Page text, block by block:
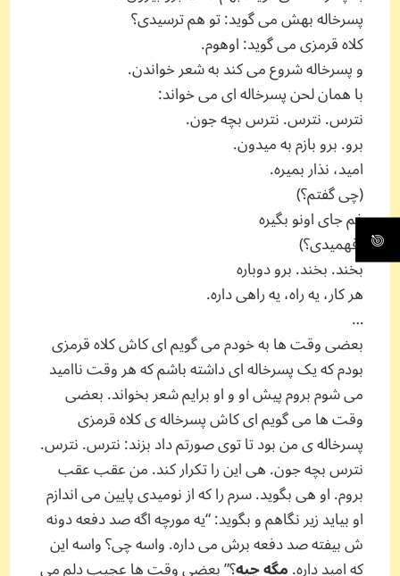
پسرخاله بهش می گوید: تو هم ترسیدی؟
کلاه قرمزی می گوید: اوهوم.
و پسرخاله شروع می کند به شعر خواندن.
با همان لحن پسرخاله ای می خواند:
نترس. نترس. نترس بچه جون.
برو. برو بازم به میدون.
امید، نذار بمیره.
(چی گفتم؟)
غم جای اونو بگیره
(فهمیدی؟)
بخند. بخند. برو دوباره
هر کار، یه راه، یه راهی داره.
…
بعضی وقت ها به خودم می گویم ای کاش کلاه قرمزی
بودم که یک پسرخاله ای داشته باشم که هر وقت ناامید
می شوم بروم پیش او و او برایم شعر بخواند. بعضی
وقت ها می گویم ای کاش پسرخاله ی کلاه قرمزی
پسرخاله ی من بود تا توی صورتم داد بزند: نترس. نترس.
نترس بچه جون. هی این را تکرار کند. من عقب عقب
بروم. او هی بگوید. سرم را که از نومیدی پایین می اندازم
او بیاید زیر نگاهم و بگوید: “یه مورچه اگه صد دفعه دونه
ش بیفته صد دفعه برش می داره. واسه چی؟ واسه این